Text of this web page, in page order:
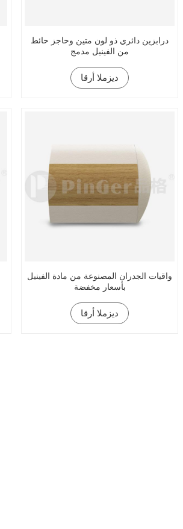
درابزين دائري ذو لون متين وحاجز حائط
من الفينيل مدمج
ديزملا أرقا
واقيات الجدران المصنوعة من مادة الفينيل
بأسعار مخفضة
ديزملا أرقا